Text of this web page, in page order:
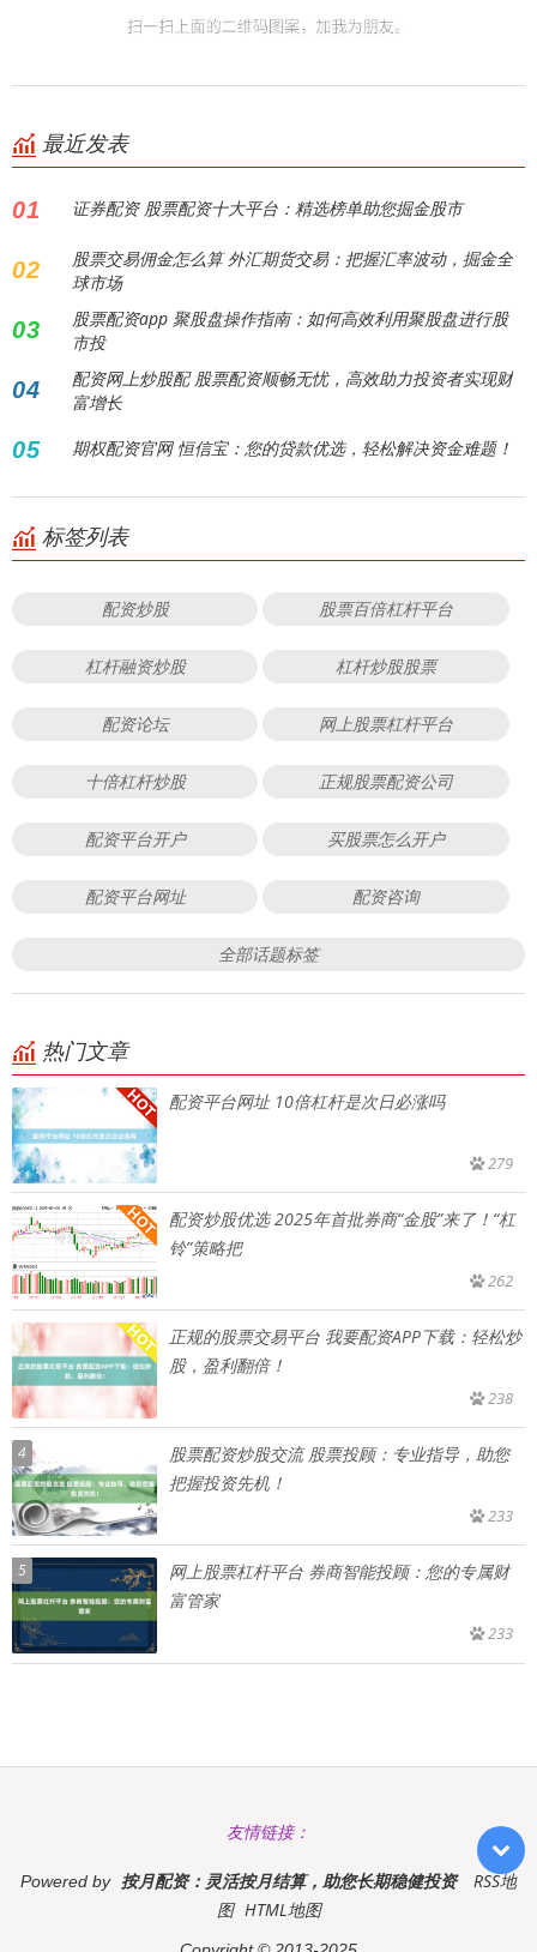
最近发表
01 证券配资 股票配资十大平台：精选榜单助您掘金股市
02
股票交易佣金怎么算 外汇期货交易：把握汇率波动，掘金全
球市场
03
股票配资app 聚股盘操作指南：如何高效利用聚股盘进行股
市投
04
配资网上炒股配 股票配资顺畅无忧，高效助力投资者实现财
富增长
05 期权配资官网 恒信宝：您的贷款优选，轻松解决资金难题！
标签列表
配资炒股 股票百倍杠杆平台
杠杆融资炒股 杠杆炒股股票
配资论坛 网上股票杠杆平台
十倍杠杆炒股 正规股票配资公司
配资平台开户 买股票怎么开户
配资平台网址 配资咨询
全部话题标签
热门文章
配资平台网址 10倍杠杆是次日必涨吗
279
配资炒股优选 2025年首批券商“金股”来了！“杠
铃”策略把
262
正规的股票交易平台 我要配资APP下载：轻松炒
股，盈利翻倍！
238
4
股票配资炒股交流 股票投顾：专业指导，助您
把握投资先机！
233
5
网上股票杠杆平台 券商智能投顾：您的专属财
富管家
233
友情链接：
Powered by 按月配资：灵活按月结算，助您长期稳健投资
RSS地
图 HTML地图